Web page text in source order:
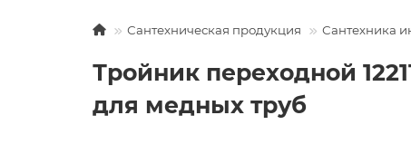
Сантехническая продукция Сантехника
Тройник переходной
для медных труб